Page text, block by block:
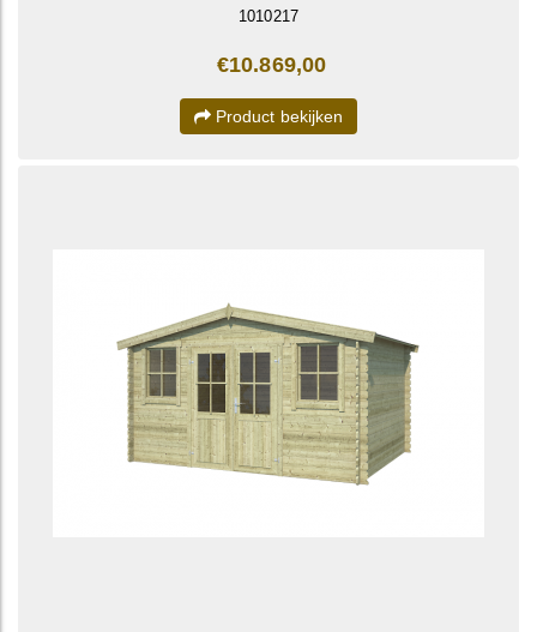
1010217
€10.869,00
Product bekijken